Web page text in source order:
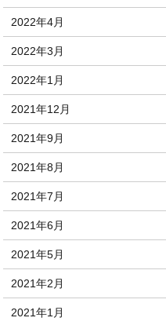
2022年4月
2022年3月
2022年1月
2021年12月
2021年9月
2021年8月
2021年7月
2021年6月
2021年5月
2021年2月
2021年1月